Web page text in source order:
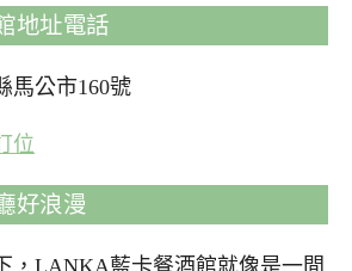
地址電話
馬公市160號
位
好浪漫